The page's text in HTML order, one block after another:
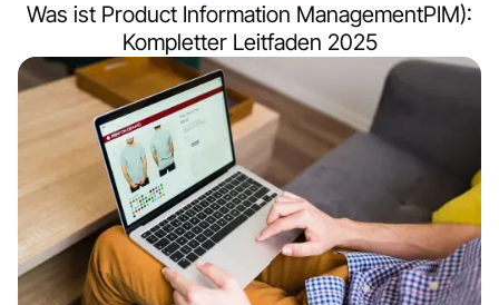
Was ist Product Information ManagementPIM):
Kompletter Leitfaden 2025